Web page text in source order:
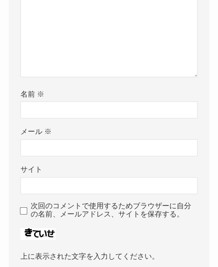
名前 ※
メール ※
サイト
次回のコメントで使用するためブラウザーに自分
の名前、メールアドレス、サイトを保存する。
上に表示された文字を入力してください。